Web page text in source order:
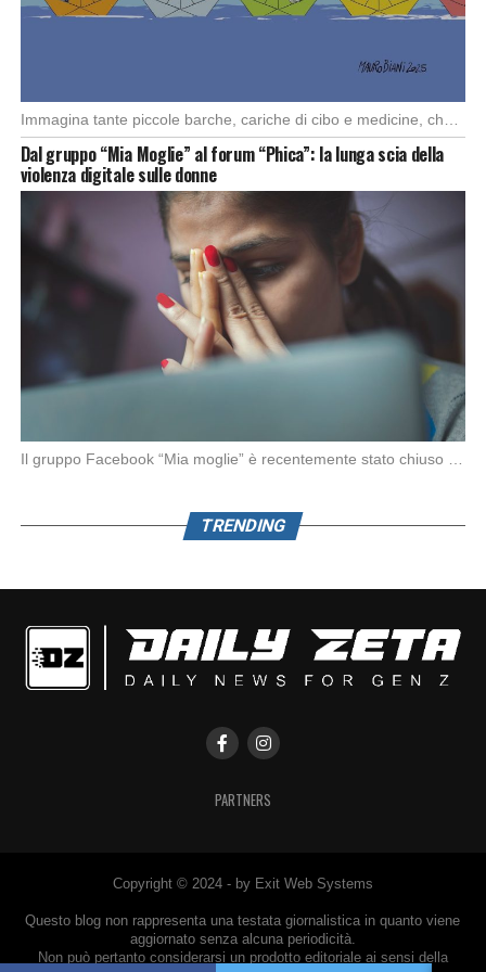
Immagina tante piccole barche, cariche di cibo e medicine, che partono da diversi porti del […]
Dal gruppo “Mia Moglie” al forum “Phica”: la lunga scia della
violenza digitale sulle donne
Il gruppo Facebook “Mia moglie” è recentemente stato chiuso da Meta in seguito alle denunce […]
TRENDING
PARTNERS
Copyright © 2024 - by Exit Web Systems
Questo blog non rappresenta una testata giornalistica in quanto viene
aggiornato senza alcuna periodicità.
Non può pertanto considerarsi un prodotto editoriale ai sensi della